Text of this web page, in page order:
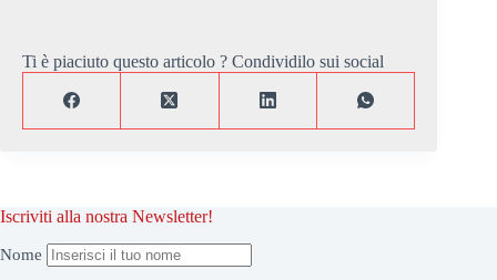
Ti è piaciuto questo articolo ? Condividilo sui social
Iscriviti alla nostra Newsletter!
Nome